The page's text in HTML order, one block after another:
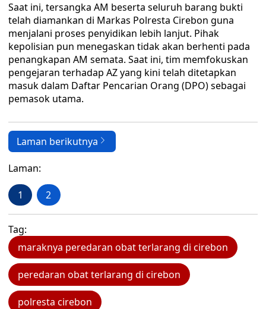
​Saat ini, tersangka AM beserta seluruh barang bukti
telah diamankan di Markas Polresta Cirebon guna
menjalani proses penyidikan lebih lanjut. Pihak
kepolisian pun menegaskan tidak akan berhenti pada
penangkapan AM semata. Saat ini, tim memfokuskan
pengejaran terhadap AZ yang kini telah ditetapkan
masuk dalam Daftar Pencarian Orang (DPO) sebagai
pemasok utama.
Laman berikutnya
Laman:
1 2
Tag:
maraknya peredaran obat terlarang di cirebon
peredaran obat terlarang di cirebon
polresta cirebon